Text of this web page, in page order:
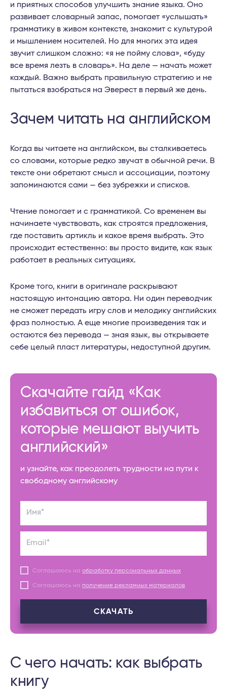
и приятных способов улучшить знание языка. Оно
развивает словарный запас, помогает «услышать»
грамматику в живом контексте, знакомит с культурой
и мышлением носителей. Но для многих эта идея
звучит слишком сложно: «я не пойму слова», «буду
все время лезть в словарь». На деле — начать может
каждый. Важно выбрать правильную стратегию и не
пытаться взобраться на Эверест в первый же день.
Зачем читать на английском
Когда вы читаете на английском, вы сталкиваетесь
со словами, которые редко звучат в обычной речи. В
тексте они обретают смысл и ассоциации, поэтому
запоминаются сами — без зубрежки и списков.
Чтение помогает и с грамматикой. Со временем вы
начинаете чувствовать, как строятся предложения,
где поставить артикль и какое время выбрать. Это
происходит естественно: вы просто видите, как язык
работает в реальных ситуациях.
Кроме того, книги в оригинале раскрывают
настоящую интонацию автора. Ни один переводчик
не сможет передать игру слов и мелодику английских
фраз полностью. А еще многие произведения так и
остаются без перевода — зная язык, вы открываете
себе целый пласт литературы, недоступной другим.
Скачайте гайд «Как
избавиться от ошибок,
которые мешают выучить
английский»
и узнайте, как преодолеть трудности на пути к
свободному английскому
Имя*
Email*
Соглашаюсь на обработку персональных данных
Соглашаюсь на получение рекламных материалов
СКАЧАТЬ
С чего начать: как выбрать
книгу